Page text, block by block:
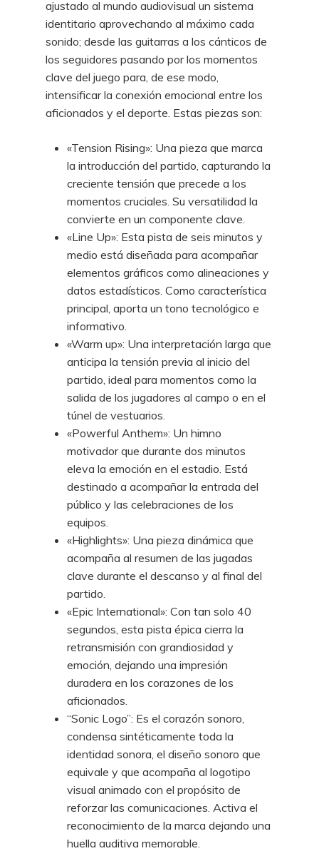
ajustado al mundo audiovisual un sistema
identitario aprovechando al máximo cada
sonido; desde las guitarras a los cánticos de
los seguidores pasando por los momentos
clave del juego para, de ese modo,
intensificar la conexión emocional entre los
aficionados y el deporte. Estas piezas son:
«Tension Rising»: Una pieza que marca
la introducción del partido, capturando la
creciente tensión que precede a los
momentos cruciales. Su versatilidad la
convierte en un componente clave.
«Line Up»: Esta pista de seis minutos y
medio está diseñada para acompañar
elementos gráficos como alineaciones y
datos estadísticos. Como característica
principal, aporta un tono tecnológico e
informativo.
«Warm up»: Una interpretación larga que
anticipa la tensión previa al inicio del
partido, ideal para momentos como la
salida de los jugadores al campo o en el
túnel de vestuarios.
«Powerful Anthem»: Un himno
motivador que durante dos minutos
eleva la emoción en el estadio. Está
destinado a acompañar la entrada del
público y las celebraciones de los
equipos.
«Highlights»: Una pieza dinámica que
acompaña al resumen de las jugadas
clave durante el descanso y al final del
partido.
«Epic International»: Con tan solo 40
segundos, esta pista épica cierra la
retransmisión con grandiosidad y
emoción, dejando una impresión
duradera en los corazones de los
aficionados.
“Sonic Logo”: Es el corazón sonoro,
condensa sintéticamente toda la
identidad sonora, el diseño sonoro que
equivale y que acompaña al logotipo
visual animado con el propósito de
reforzar las comunicaciones. Activa el
reconocimiento de la marca dejando una
huella auditiva memorable.